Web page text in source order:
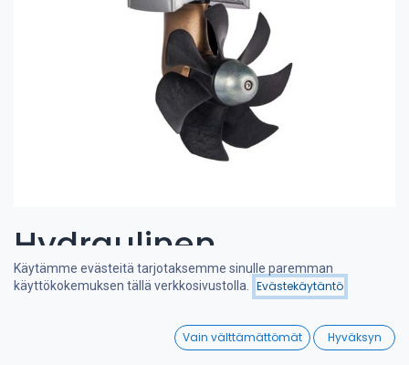
Suodattimet
Hinta - korkeimmasta
matalimpaan
Wishlist
Hydraulinen
keulapotkuri 120-180
Käytämme evästeitä tarjotaksemme sinulle paremman
käyttökokemuksen tällä verkkosivustolla.
Evästekäytäntö
Vain välttämättömät Hyväksyn